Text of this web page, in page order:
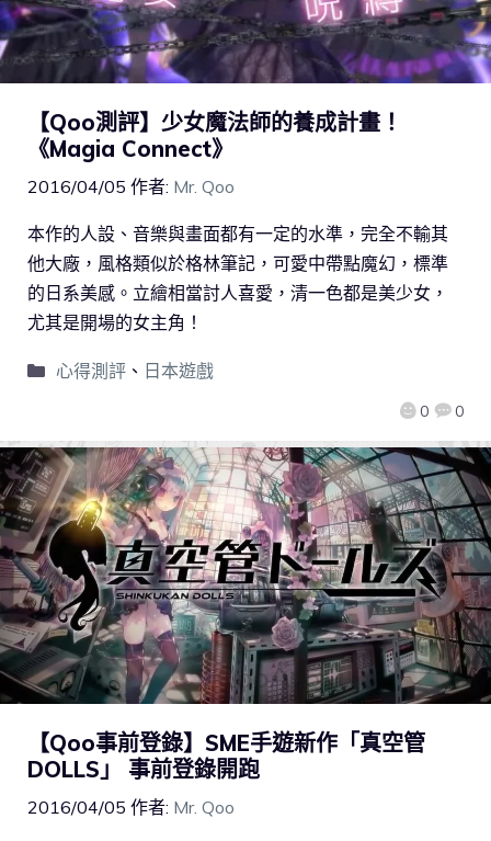
【Qoo測評】少女魔法師的養成計畫！
《Magia Connect》
2016/04/05 作者: Mr. Qoo
0 0
本作的人設、音樂與畫面都有一定的水準，完全不輸其
他大廠，風格類似於格林筆記，可愛中帶點魔幻，標準
的日系美感。立繪相當討人喜愛，清一色都是美少女，
尤其是開場的女主角！
心得測評、 日本遊戲
【Qoo事前登錄】SME手遊新作「真空管
DOLLS」 事前登錄開跑
2016/04/05 作者: Mr. Qoo